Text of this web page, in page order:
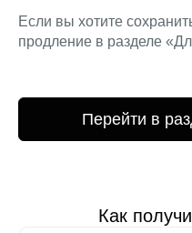
Если вы хотите
продление в разделе
Перейти в
Как